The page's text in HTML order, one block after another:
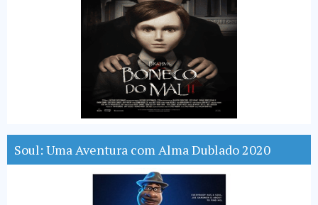
Soul: Uma Aventura com Alma Dublado 2020